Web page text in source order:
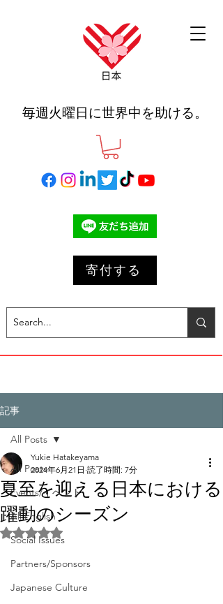
毎週火曜日に世界中を助ける。
寄付する
記事
All Posts
Events/イベント
All English
Social Issues
Partners/Sponsors
Japanese Culture
All Posts
夏至を迎える日本における
躍動のシーズン
Yukie Hatakeyama
2024年6月21日 読了時間: 7分
5つ星のうちNaNと評価されています。